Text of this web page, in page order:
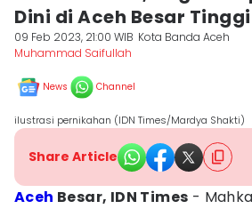
Dini di Aceh Besar Tinggi
09 Feb 2023, 21:00 WIB Kota Banda Aceh
Muhammad Saifullah
News Channel
ilustrasi pernikahan (IDN Times/Mardya Shakti)
Share Article
Aceh Besar, IDN Times -